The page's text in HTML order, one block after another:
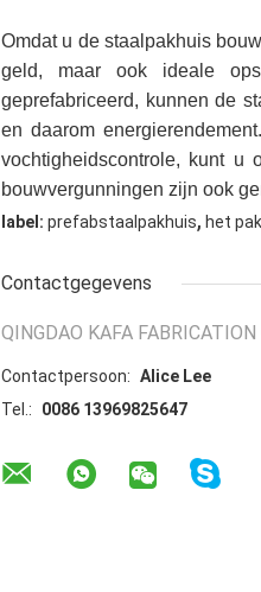
Omdat u de staalpakhuis
geld, maar ook ideale
geprefabriceerd, kunnen de
en daarom
vochtigheidscontrole, kunt u
bouwvergunningen zijn ook
label: prefabstaalpakhuis, het
Contactgegevens
QINGDAO KAFA FABRICATION
Contactpersoon: Alice Lee
Tel.:
0086 13969825647